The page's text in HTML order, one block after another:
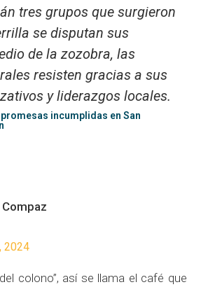
tres grupos que surgieron
se disputan sus
de la zozobra, las
resisten gracias a sus
y liderazgos locales.
incumplidas en San
2024
colono”, así se llama el café que